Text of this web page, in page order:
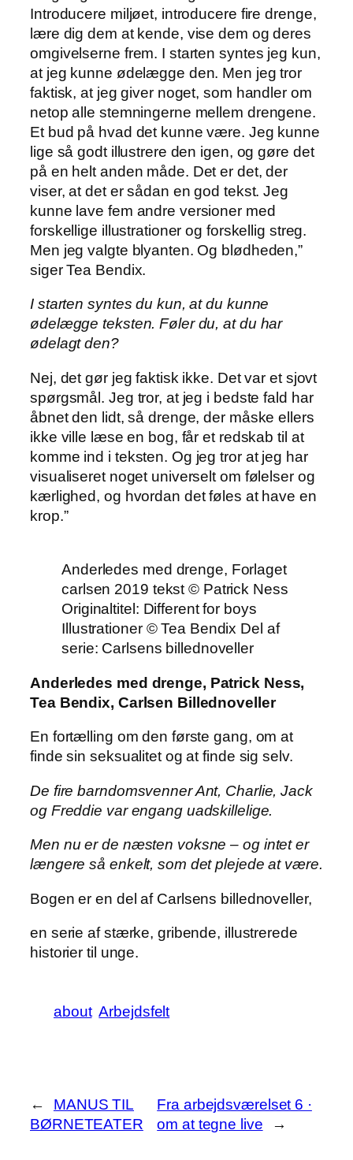
Introducere miljøet, introducere fire drenge,
lære dig dem at kende, vise dem og deres
omgivelserne frem. I starten syntes jeg kun,
at jeg kunne ødelægge den. Men jeg tror
faktisk, at jeg giver noget, som handler om
netop alle stemningerne mellem drengene.
Et bud på hvad det kunne være. Jeg kunne
lige så godt illustrere den igen, og gøre det
på en helt anden måde. Det er det, der
viser, at det er sådan en god tekst. Jeg
kunne lave fem andre versioner med
forskellige illustrationer og forskellig streg.
Men jeg valgte blyanten. Og blødheden,”
siger Tea Bendix.
I starten syntes du kun, at du kunne
ødelægge teksten. Føler du, at du har
ødelagt den?
Nej, det gør jeg faktisk ikke. Det var et sjovt
spørgsmål. Jeg tror, at jeg i bedste fald har
åbnet den lidt, så drenge, der måske ellers
ikke ville læse en bog, får et redskab til at
komme ind i teksten. Og jeg tror at jeg har
visualiseret noget universelt om følelser og
kærlighed, og hvordan det føles at have en
krop.”
Anderledes med drenge, Forlaget
carlsen 2019 tekst © Patrick Ness
Originaltitel: Different for boys
Illustrationer © Tea Bendix Del af
serie: Carlsens billednoveller
Anderledes med drenge, Patrick Ness,
Tea Bendix, Carlsen Billednoveller
En fortælling om den første gang, om at
finde sin seksualitet og at finde sig selv.
De fire barndomsvenner Ant, Charlie, Jack
og Freddie var engang uadskillelige.
Men nu er de næsten voksne – og intet er
længere så enkelt, som det plejede at være.
Bogen er en del af Carlsens billednoveller,
en serie af stærke, gribende, illustrerede
historier til unge.
about Arbejdsfelt
←
MANUS TIL
BØRNETEATER
Fra arbejdsværelset 6 ·
om at tegne live
→